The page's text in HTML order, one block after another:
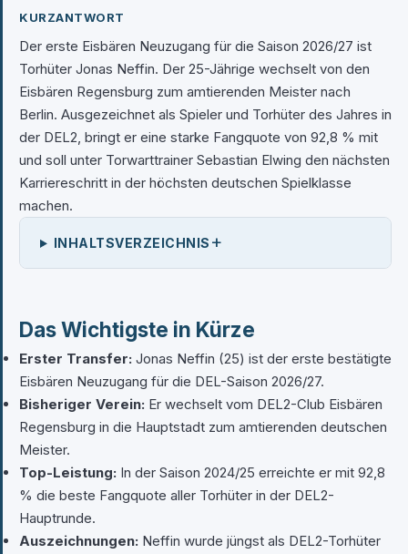
KURZANTWORT
Der erste Eisbären Neuzugang für die Saison 2026/27 ist
Torhüter Jonas Neffin. Der 25-Jährige wechselt von den
Eisbären Regensburg zum amtierenden Meister nach
Berlin. Ausgezeichnet als Spieler und Torhüter des Jahres in
der DEL2, bringt er eine starke Fangquote von 92,8 % mit
und soll unter Torwarttrainer Sebastian Elwing den nächsten
Karriereschritt in der höchsten deutschen Spielklasse
machen.
INHALTSVERZEICHNIS +
Das Wichtigste in Kürze
Erster Transfer: Jonas Neffin (25) ist der erste bestätigte
Eisbären Neuzugang für die DEL-Saison 2026/27.
Bisheriger Verein: Er wechselt vom DEL2-Club Eisbären
Regensburg in die Hauptstadt zum amtierenden deutschen
Meister.
Top-Leistung: In der Saison 2024/25 erreichte er mit 92,8
% die beste Fangquote aller Torhüter in der DEL2-
Hauptrunde.
Auszeichnungen: Neffin wurde jüngst als DEL2-Torhüter